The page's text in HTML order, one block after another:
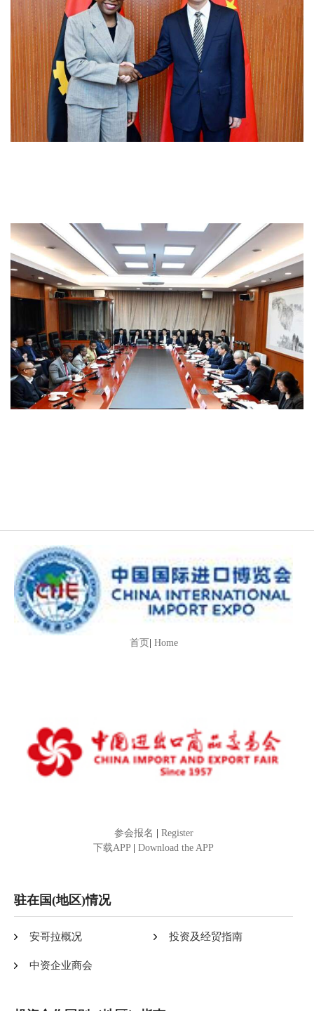
首页| Home
参会报名
Register
下载APP
Download the APP
驻在国(地区)情况
安哥拉概况 投资及经贸指南
中资企业商会